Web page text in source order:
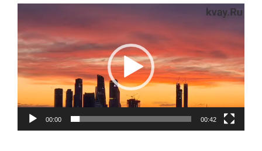
00:00 00:42